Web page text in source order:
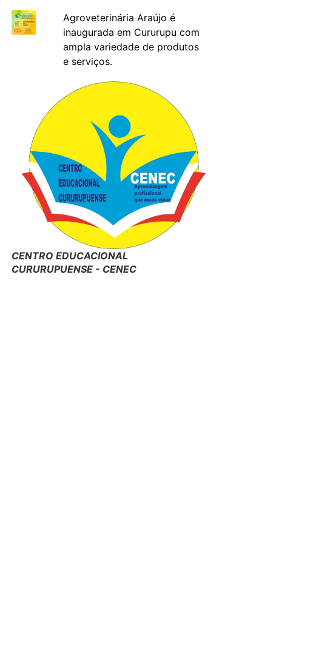
Agroveterinária Araújo é
inaugurada em Cururupu com
ampla variedade de produtos
e serviços.
CENTRO EDUCACIONAL
CURURUPUENSE - CENEC